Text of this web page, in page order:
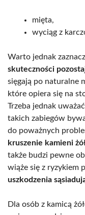
mięta,
wyciąg z
Warto jednak
skuteczności
sięgają po naturalne
które opiera się na
Trzeba jednak
takich zabiegów
do poważnych
kruszenie kamieni
także budzi pewne
wiąże się z ryzykiem
uszkodzenia
Dla osób z kamicą